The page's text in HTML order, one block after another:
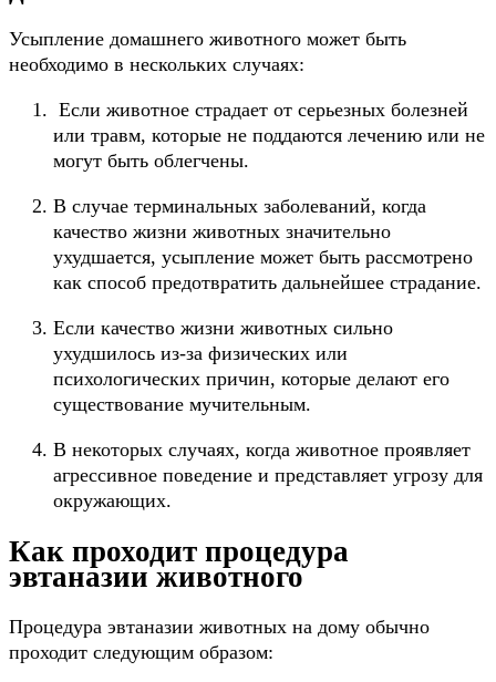
Усыпление домашнего животного может быть
необходимо в нескольких случаях:
Если животное страдает от серьезных болезней
или травм, которые не поддаются лечению или не
могут быть облегчены.
В случае терминальных заболеваний, когда
качество жизни животных значительно
ухудшается, усыпление может быть рассмотрено
как способ предотвратить дальнейшее страдание.
Если качество жизни животных сильно
ухудшилось из-за физических или
психологических причин, которые делают его
существование мучительным.
В некоторых случаях, когда животное проявляет
агрессивное поведение и представляет угрозу для
окружающих.
Как проходит процедура
эвтаназии животного
Процедура эвтаназии животных на дому обычно
проходит следующим образом: